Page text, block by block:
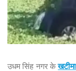
उधम सिंह नगर केखटीमा